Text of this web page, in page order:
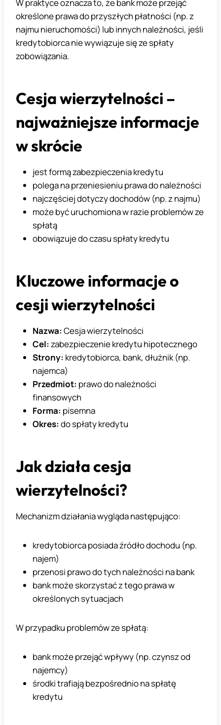
W praktyce oznacza to, że bank może przejąć
określone prawa do przyszłych płatności (np. z
najmu nieruchomości) lub innych należności, jeśli
kredytobiorca nie wywiązuje się ze spłaty
zobowiązania.
Cesja wierzytelności –
najważniejsze informacje
w skrócie
jest formą zabezpieczenia kredytu
polega na przeniesieniu prawa do należności
najczęściej dotyczy dochodów (np. z najmu)
może być uruchomiona w razie problemów ze
spłatą
obowiązuje do czasu spłaty kredytu
Kluczowe informacje o
cesji wierzytelności
Nazwa: Cesja wierzytelności
Cel: zabezpieczenie kredytu hipotecznego
Strony: kredytobiorca, bank, dłużnik (np.
najemca)
Przedmiot: prawo do należności
finansowych
Forma: pisemna
Okres: do spłaty kredytu
Jak działa cesja
wierzytelności?
Mechanizm działania wygląda następująco:
kredytobiorca posiada źródło dochodu (np.
najem)
przenosi prawo do tych należności na bank
bank może skorzystać z tego prawa w
określonych sytuacjach
W przypadku problemów ze spłatą:
bank może przejąć wpływy (np. czynsz od
najemcy)
środki trafiają bezpośrednio na spłatę
kredytu